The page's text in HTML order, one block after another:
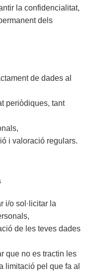
la confidencialitat,
dels
de dades al
periòdiques, tant
i valoració regulars.
i/o sol·licitar la
de les teves dades
que no es tractin les
limitació pel que fa al